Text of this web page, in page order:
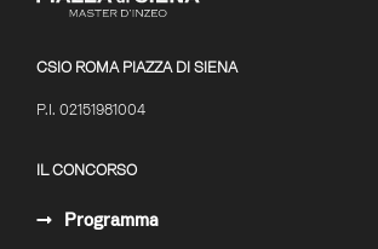
CSIO ROMA PIAZZA DI SIENA
P.I. 02151981004
IL CONCORSO
Programma